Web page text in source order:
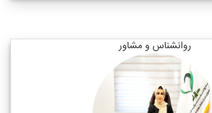
روانشناس و مشاور